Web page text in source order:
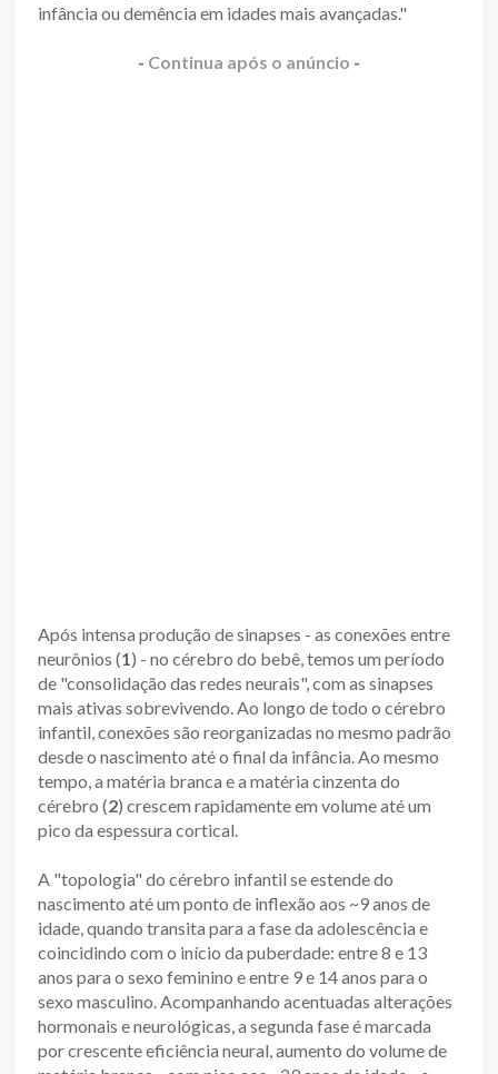
infância ou demência em idades mais avançadas."
- Continua após o anúncio -
Após intensa produção de sinapses - as conexões entre
neurônios (1) - no cérebro do bebê, temos um período
de "consolidação das redes neurais", com as sinapses
mais ativas sobrevivendo. Ao longo de todo o cérebro
infantil, conexões são reorganizadas no mesmo padrão
desde o nascimento até o final da infância. Ao mesmo
tempo, a matéria branca e a matéria cinzenta do
cérebro (2) crescem rapidamente em volume até um
pico da espessura cortical.
A "topologia" do cérebro infantil se estende do
nascimento até um ponto de inflexão aos ~9 anos de
idade, quando transita para a fase da adolescência e
coincidindo com o início da puberdade: entre 8 e 13
anos para o sexo feminino e entre 9 e 14 anos para o
sexo masculino. Acompanhando acentuadas alterações
hormonais e neurológicas, a segunda fase é marcada
por crescente eficiência neural, aumento do volume de